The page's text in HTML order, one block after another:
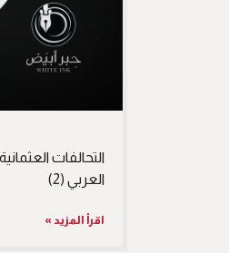
التحالفات
العربي (2)
اقرأ المزيد »